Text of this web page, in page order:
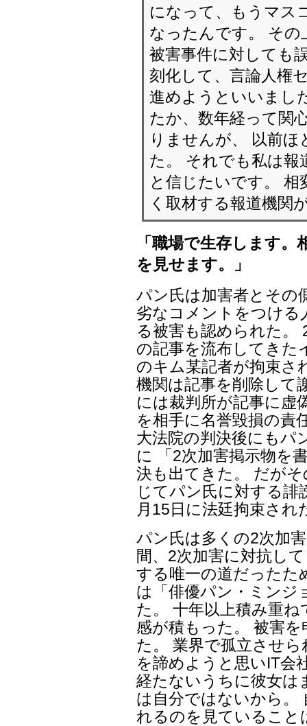
になって、もうマス
なったんです。 その
被害事件に対しても
刻化して、言論人権
進めようといいまし
たか、数年経って関
りませんが、 以前
た。 それでも私は報
と信じたいです。 相
く取材する報道機関
「職場で生存します
を見せます。」
パン氏は加害者とその
劣なコメントをつける
る被害も認められた。
の記事を流布してきた
のキム某記者が拘束さ
機関は記事を削除して
には裁判所が記事に虚
を相手に名誉毀損の責
大法院の判決後にもパ
に 「2次加害掲示物を
決も出てきた。 だが
じてパン氏に対する誹
月15日に法廷拘束され
パン氏は多くの2次加
間、2次加害に対抗し
する唯一の道だったた
は「俳優パン・ミンジ
た。 十年以上積み重
感が積もった。 被害
た。 業界で孤立させ
を諦めようと思いIT会
経たないうちに彼女は
は自分ではないから。
れるのを見ていること